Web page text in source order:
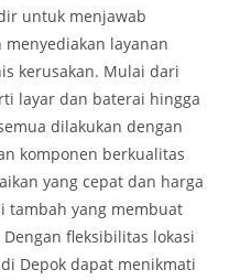
untuk menjawab
layanan
kerusakan. Mulai dari
layar dan baterai hingga
dilakukan dengan
komponen berkualitas
yang cepat dan harga
tambah yang membuat
fleksibilitas lokasi
Depok dapat menikmati